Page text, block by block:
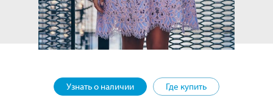
Узнать о наличии Где купить